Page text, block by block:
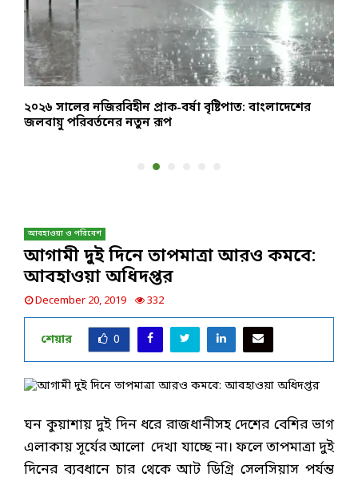
২০২৬ সালের নজিরবিহীন প্রাক-বর্ষা বৃষ্টিপাত: বাংলাদেশের
জলবায়ু পরিবর্তনের নতুন রূপ
আবহাওয়া ও পরিবেশ
আগামী দুই দিনে তাপমাত্রা আরও কমবে:
আবহাওয়া অধিদপ্তর
December 20, 2019 332
শেয়ার 0
ঘন কুয়াশায় দুই দিন ধরে রাজধানীসহ দেশের বেশির ভাগ
এলাকায় সূর্যের আলো দেখা যাচ্ছে না। ফলে তাপমাত্রা দুই
দিনের ব্যবধানে চার থেকে আট ডিগ্রি সেলসিয়াস পর্যন্ত